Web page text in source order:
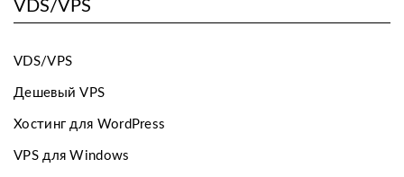
VDS/VPS
VDS/VPS
Дешевый VPS
Хостинг для WordPress
VPS для Windows